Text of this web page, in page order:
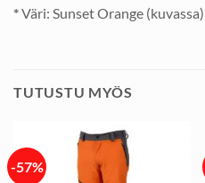
*Väri: Sunset Orange (kuvassa)
TUTUSTU MYÖS
-57%